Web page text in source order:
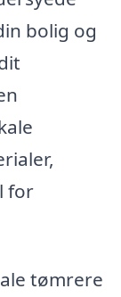
bolig og
for
tømrere